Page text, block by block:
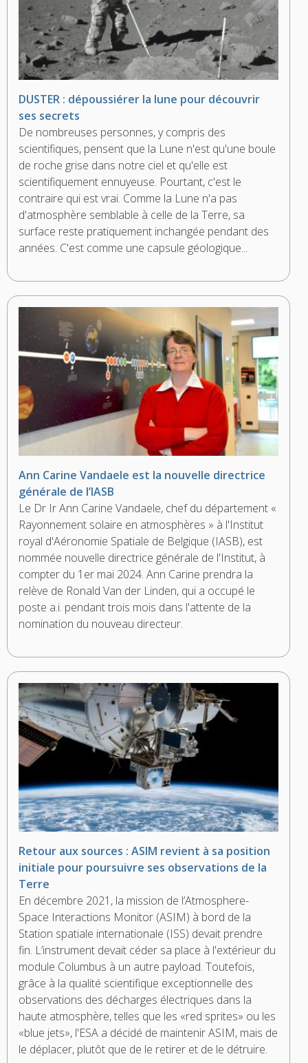
DUSTER : dépoussiérer la lune pour découvrir
ses secrets
De nombreuses personnes, y compris des
scientifiques, pensent que la Lune n'est qu'une boule
de roche grise dans notre ciel et qu'elle est
scientifiquement ennuyeuse. Pourtant, c'est le
contraire qui est vrai. Comme la Lune n'a pas
d'atmosphère semblable à celle de la Terre, sa
surface reste pratiquement inchangée pendant des
années. C'est comme une capsule géologique...
Ann Carine Vandaele est la nouvelle directrice
générale de l’IASB
Le Dr Ir Ann Carine Vandaele, chef du département «
Rayonnement solaire en atmosphères » à l'Institut
royal d'Aéronomie Spatiale de Belgique (IASB), est
nommée nouvelle directrice générale de l'Institut, à
compter du 1er mai 2024. Ann Carine prendra la
relève de Ronald Van der Linden, qui a occupé le
poste a.i. pendant trois mois dans l'attente de la
nomination du nouveau directeur.
Retour aux sources : ASIM revient à sa position
initiale pour poursuivre ses observations de la
Terre
En décembre 2021, la mission de l’Atmosphere-
Space Interactions Monitor (ASIM) à bord de la
Station spatiale internationale (ISS) devait prendre
fin. L’instrument devait céder sa place à l'extérieur du
module Columbus à un autre payload. Toutefois,
grâce à la qualité scientifique exceptionnelle des
observations des décharges électriques dans la
haute atmosphère, telles que les «red sprites» ou les
«blue jets», l'ESA a décidé de maintenir ASIM, mais de
le déplacer, plutôt que de le retirer et de le détruire.